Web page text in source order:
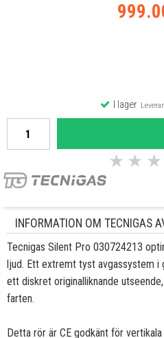
I lager
★ ★ ★
INFORMATION OM TECNIGAS
Tecnigas Silent Pro 030724213
ljud. Ett extremt tyst avgassystem i
ett diskret originalliknande
farten.
Detta rör är CE godkänt för